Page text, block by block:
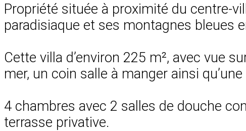
Propriété située à proximité du centre-
paradisiaque et ses montagnes bleues
Cette villa d’environ 225 m², avec vue
mer, un coin salle à manger ainsi
4 chambres avec 2 salles de douche
terrasse privative.